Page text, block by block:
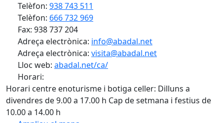
Telèfon: 938 743 511
Telèfon: 666 732 969
Fax: 938 737 204
Adreça electrònica: info@abadal.net
Adreça electrònica: visita@abadal.net
Lloc web: abadal.net/ca/
Horari:
Horari centre enoturisme i botiga celler: Dilluns a
divendres de 9.00 a 17.00 h Cap de setmana i festius de
10.00 a 14.00 h